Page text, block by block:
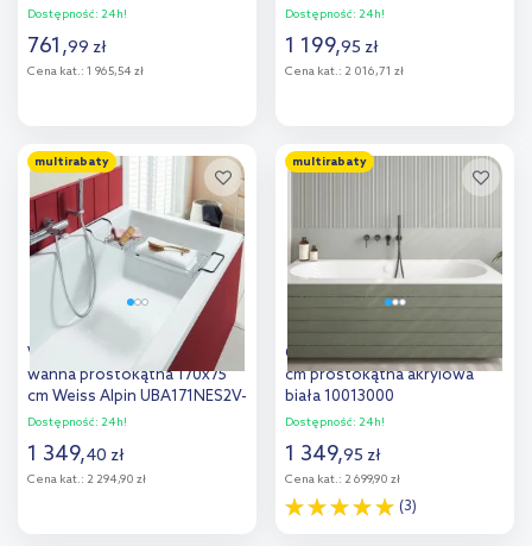
Dostępność: 24h!
761,99 zł
Cena kat.: 1 965,54 zł
Dodaj do
porównania
UBA167NES2V-01
Dostępność: 24h!
1 199,95 zł
Cena kat.: 2 016,71 zł
Dodaj do
porównania
multirabaty
Villeroy & Boch Targa Plus
wanna prostokątna 170x75
cm Weiss Alpin UBA171NES2V-
01
Dostępność: 24h!
1 349,40 zł
Cena kat.: 2 294,90 zł
multirabaty
Oltens Lykke wanna 170x75
cm prostokątna akrylowa
biała 10013000
Dostępność: 24h!
1 349,95 zł
Cena kat.: 2 699,90 zł
(3)